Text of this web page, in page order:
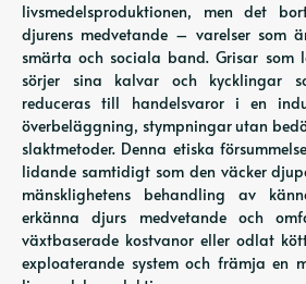
livsmedelsproduktionen, men det
djurens medvetande – varelser som
smärta och sociala band. Grisar som
sörjer sina kalvar och kycklingar
reduceras till handelsvaror i en
överbeläggning, stympningar utan
slaktmetoder. Denna etiska
lidande samtidigt som den väcker
mänsklighetens behandling av
erkänna djurs medvetande och
växtbaserade kostvanor eller odlat
exploaterande system och främja en